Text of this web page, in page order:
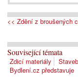
<< Zdění z broušených
Související témata
Zdicí materiály
Bydlení.cz představuje